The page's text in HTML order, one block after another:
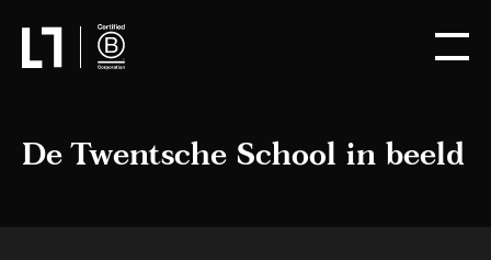
De Twentsche School in beeld